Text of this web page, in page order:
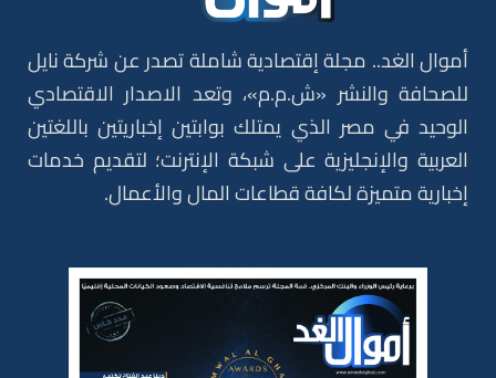
أموال الغد.. مجلة إقتصادية شاملة تصدر عن شركة نايل
للصحافة والنشر «ش.م.م»، وتعد الاصدار الاقتصادي
الوحيد في مصر الذي يمتلك بوابتين إخباريتين باللغتين
العربية والإنجليزية على شبكة الإنترنت؛ لتقديم خدمات
إخبارية متميزة لكافة قطاعات المال والأعمال.